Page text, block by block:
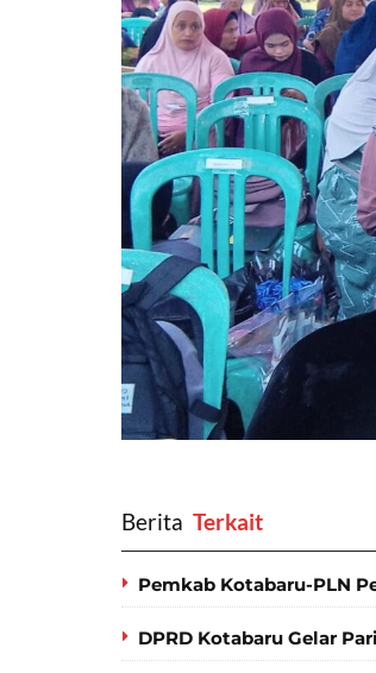
Berita ‎ Terkait
Pemkab Kotabaru-PLN
DPRD Kotabaru Gelar